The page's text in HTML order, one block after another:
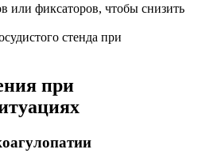
или фиксаторов, чтобы снизить
стенда при
при